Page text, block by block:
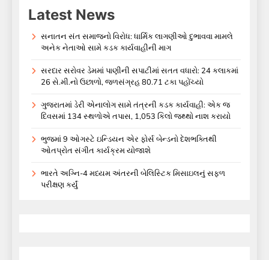
Latest News
સનાતન સંત સમાજનો વિરોધ: ધાર્મિક લાગણીઓ દુભાવવા મામલે
અનેક નેતાઓ સામે કડક કાર્યવાહીની માગ
સરદાર સરોવર ડેમમાં પાણીની સપાટીમાં સતત વધારો: 24 કલાકમાં
26 સે.મી.નો ઉછાળો, જળસંગ્રહ 80.71 ટકા પહોંચ્યો
ગુજરાતમાં ડેરી એનાલોગ સામે તંત્રની કડક કાર્યવાહી: એક જ
દિવસમાં 134 સ્થળોએ તપાસ, 1,053 કિલો જથ્થો નાશ કરાયો
ભુજમાં 9 ઓગસ્ટે ઇન્ડિયન એર ફોર્સ બેન્ડનો દેશભક્તિથી
ઓતપ્રોત સંગીત કાર્યક્રમ યોજાશે
ભારતે અગ્નિ-4 મધ્યમ અંતરની બેલિસ્ટિક મિસાઇલનું સફળ
પરીક્ષણ કર્યું